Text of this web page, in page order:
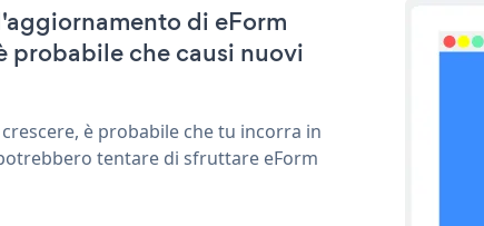
di eForm
probabile che causi nuovi
è probabile che tu incorra in
tentare di sfruttare eForm